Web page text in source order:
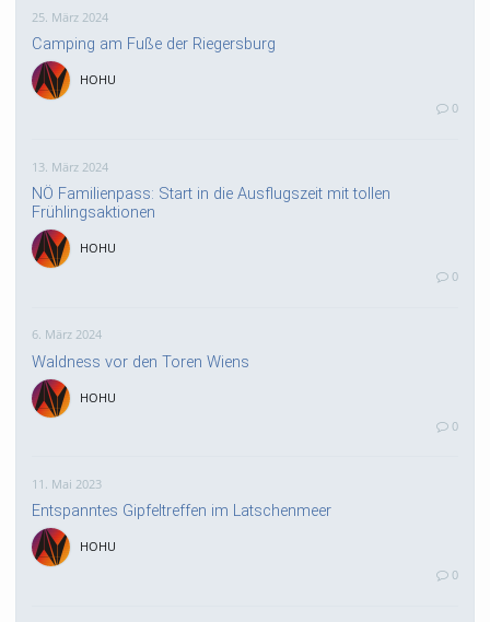
25. März 2024
Camping am Fuße der Riegersburg
HOHU
0
13. März 2024
NÖ Familienpass: Start in die Ausflugszeit mit tollen
Frühlingsaktionen
HOHU
0
6. März 2024
Waldness vor den Toren Wiens
HOHU
0
11. Mai 2023
Entspanntes Gipfeltreffen im Latschenmeer
HOHU
0